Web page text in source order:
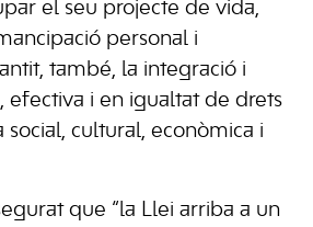
el seu projecte de vida,
personal i
també, la integració i
efectiva i en igualtat de drets
social, cultural, econòmica i
que “la Llei arriba a un